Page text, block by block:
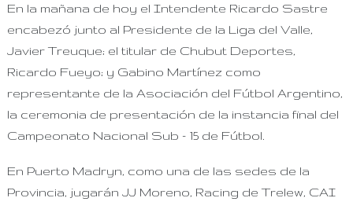
En la mañana de hoy el Intendente Ricardo Sastre
encabezó junto al Presidente de la Liga del Valle,
Javier Treuque; el titular de Chubut Deportes,
Ricardo Fueyo; y Gabino Martínez como
representante de la Asociación del Fútbol Argentino,
la ceremonia de presentación de la instancia final del
Campeonato Nacional Sub – 15 de Fútbol.
En Puerto Madryn, como una de las sedes de la
Provincia, jugarán JJ Moreno, Racing de Trelew, CAI